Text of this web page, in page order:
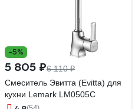
-5%
5 805 ₽6 110 ₽
Смеситель Эвитта (Evitta) для
кухни Lemark LM0505C